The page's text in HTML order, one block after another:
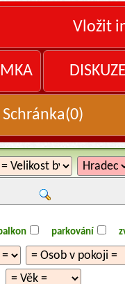
Vložit
Schránka(0)
parkování